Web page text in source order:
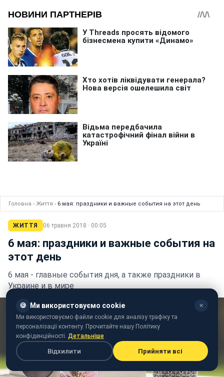
Головна › Життя › 6 мая: праздники и важные события на этот день
ЖИТТЯ 06 травня 2018 · 00:05
6 мая: праздники и важные события на
этот день
6 мая - главные события дня, а также праздники в
Украине и в мире
🍪 Ми використовуємо cookie ✕
Ми використовуємо файли cookie для аналізу трафіку та
персоналізації контенту. Прочитайте нашу Політику
конфіденційності. Детальніше
Відхилити Прийняти всі